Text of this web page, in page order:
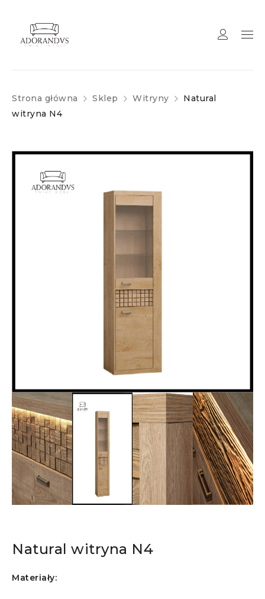
Strona główna Sklep Witryny
Natural
witryna N4
Natural witryna N4
Materiały: